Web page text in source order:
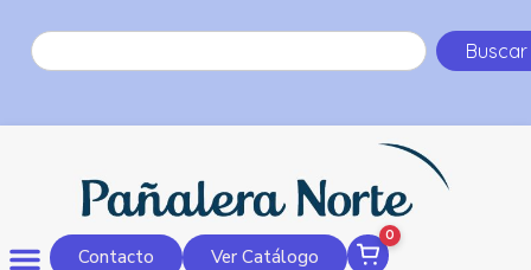
Buscar
Contacto Ver Catálogo
0